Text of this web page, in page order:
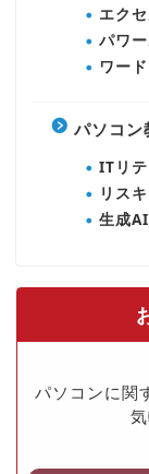
エク
パワ
ワード
パソコン
ITリ
リス
生成AI
パソコンに関